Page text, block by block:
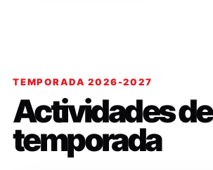
TEMPORADA 2026-2027
Actividades de
temporada